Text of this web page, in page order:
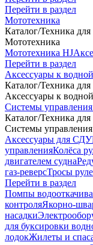
Перейти в раздел
Мототехника
Каталог/Техника для
Мототехника
Мототехника HJ
Перейти в раздел
Аксессуары к
Каталог/Техника для
Аксессуары к
Системы
Каталог/Техника для
Системы
Аксессуары для СДУ
управленияКолёса
двигателем судна
газ-реверсТросы
Перейти в раздел
Помпы
контроляЯкорно-
насадки
для буксировки
лодокЖилеты и